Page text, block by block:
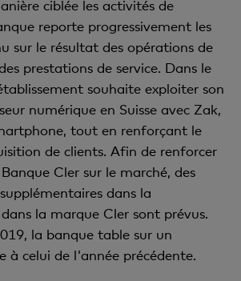
ciblée les activités de
reporte progressivement les
sur le résultat des opérations de
prestations de service. Dans le
souhaite exploiter son
numérique en Suisse avec Zak,
tout en renforçant le
de clients. Afin de renforcer
Cler sur le marché, des
dans la
la marque Cler sont prévus.
la banque table sur un
à celui de l'année précédente.